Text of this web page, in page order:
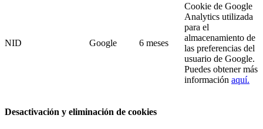
NID Google 6 meses
Cookie de Google
Analytics utilizada
para el
almacenamiento de
las preferencias del
usuario de Google.
Puedes obtener más
información aquí.
Desactivación y eliminación de cookies